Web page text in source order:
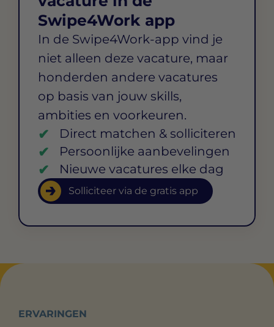
Swipe4Work app
In de Swipe4Work-app vind je
niet alleen deze vacature, maar
honderden andere vacatures
op basis van jouw skills,
ambities en voorkeuren.
Direct matchen & solliciteren
Persoonlijke aanbevelingen
Nieuwe vacatures elke dag
Solliciteer via de gratis app
ERVARINGEN